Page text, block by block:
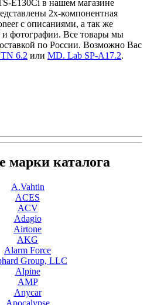
E130Ci в нашем магазине
2х-компонентная
с описаниями, а так же
и фотографии. Все товары мы
по России. Возможно Вас
6.2 или MD. Lab SP-A17.2.
марки каталога
A.Vahtin
ACES
ACV
Adagio
Airtone
AKG
Alarm Force
Group, LLC
Alpine
AMP
Anycar